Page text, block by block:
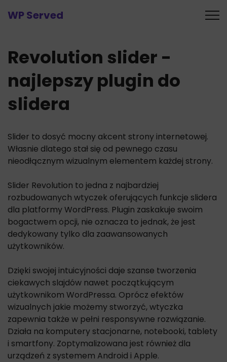
WP Served
Revolution slider -
najlepszy plugin do
slidera
Slider to dosyć mocny akcent strony internetowej.
Własnie dlatego stał się od pewnego czasu
nieodłącznym wizualnym elementem każdej strony.
Slider Revolution to jedna z najbardziej
rozbudowanych wtyczek oferujących funkcje slidera
dla platformy WordPress. Plugin zaskakuje swoim
bogactwem opcji, nie oznacza to jednak, że jest
dedykowany tylko dla zaawansowanych
użytkowników.
Dzięki swojej intuicyjności daje szanse tworzenia
ciekawych slajdów nawet początkującym
użytkownikom WordPressa. Oprócz efektów
wizualnych jakie możemy stworzyć, wtyczka
zapewnia także w pełni responsywne rozwiązanie.
Działa na komputery stacjonarne, notebooki, tablety
i smartfony. Zoptymalizowana jest również dla
urządzeń z systemem Android i Apple.